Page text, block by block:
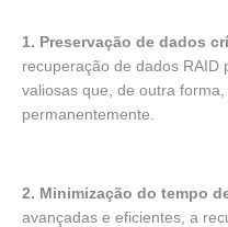
1. Preservação de dados
recuperação de dados RAID
valiosas que, de outra
permanentemente.
2. Minimização do tempo
avançadas e eficientes, a